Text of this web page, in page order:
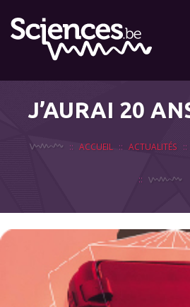
J’AURAI 20
ACCUEIL ACTUALITÉS